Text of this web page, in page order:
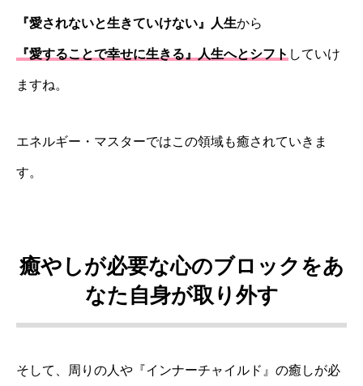
『愛されないと生きていけない』人生から
『愛することで幸せに生きる』人生へとシフト していけ
ますね。
エネルギー・マスターではこの領域も癒されていきま
す。
癒やしが必要な心のブロックをあ
なた自身が取り外す
そして、周りの人や『インナーチャイルド』の癒しが必